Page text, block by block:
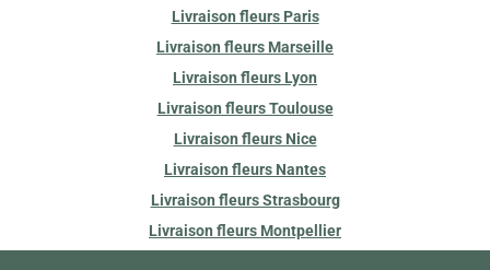
Livraison fleurs Paris
Livraison fleurs Marseille
Livraison fleurs Lyon
Livraison fleurs Toulouse
Livraison fleurs Nice
Livraison fleurs Nantes
Livraison fleurs Strasbourg
Livraison fleurs Montpellier